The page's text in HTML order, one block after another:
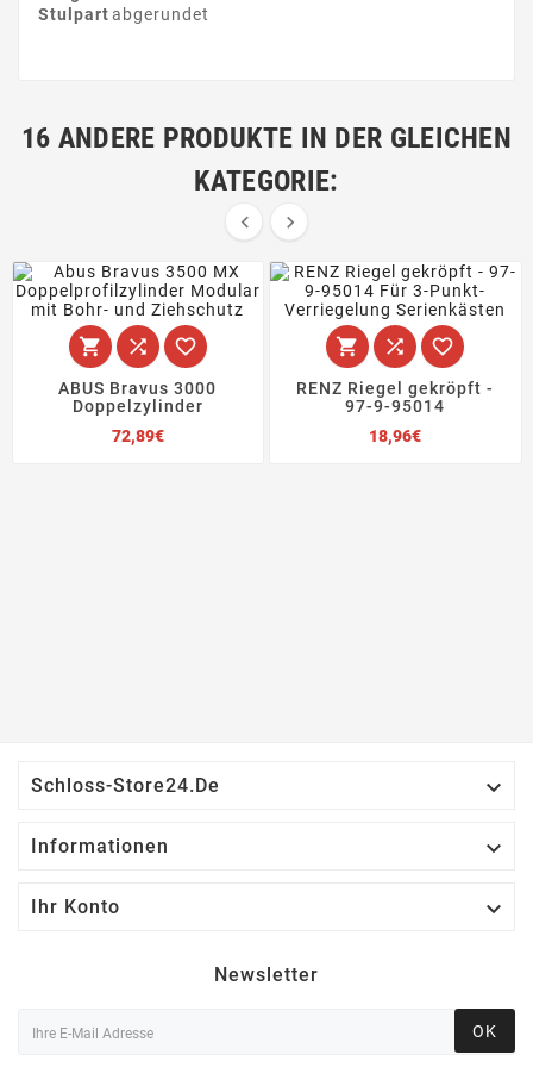
Stulpartabgerundet
16 ANDERE PRODUKTE IN DER GLEICHEN
KATEGORIE:
 
  
ABUS Bravus 3000
Doppelzylinder
72,89€Preis
  
RENZ Riegel gekröpft -
97-9-95014
18,96€Preis
Schloss-Store24.de 
Informationen 
Ihr Konto 
Newsletter
OK